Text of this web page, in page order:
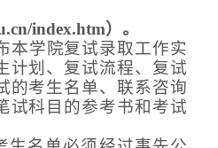
index.htm） 。
本学院复试录取工作实
计划、 复试流程、 复试
的考生名单、联系咨询
试科目的参考书和考试